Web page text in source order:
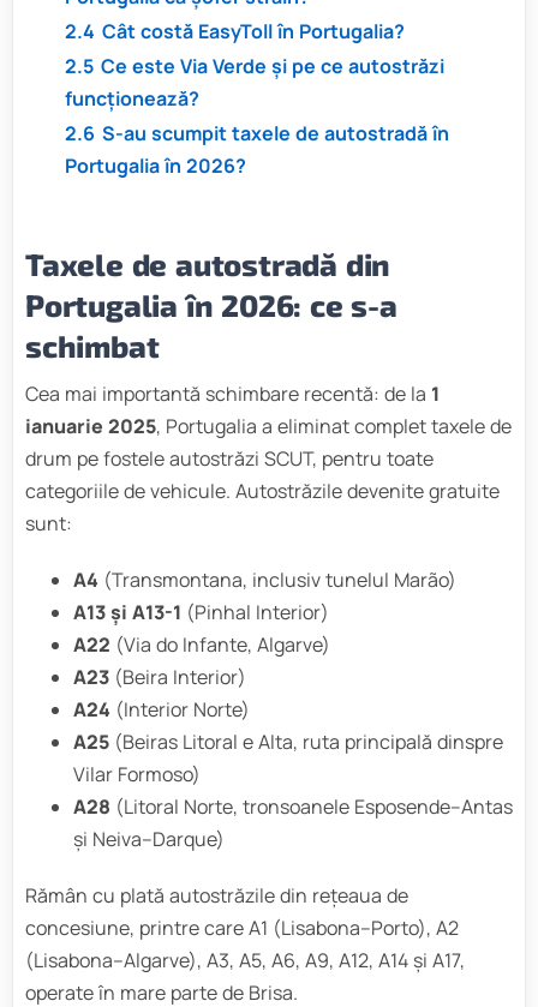
2.4 Cât costă EasyToll în Portugalia?
2.5 Ce este Via Verde și pe ce autostrăzi
funcționează?
2.6 S-au scumpit taxele de autostradă în
Portugalia în 2026?
Taxele de autostradă din
Portugalia în 2026: ce s-a
schimbat
Cea mai importantă schimbare recentă: de la 1
ianuarie 2025, Portugalia a eliminat complet taxele de
drum pe fostele autostrăzi SCUT, pentru toate
categoriile de vehicule. Autostrăzile devenite gratuite
sunt:
A4 (Transmontana, inclusiv tunelul Marão)
A13 și A13-1 (Pinhal Interior)
A22 (Via do Infante, Algarve)
A23 (Beira Interior)
A24 (Interior Norte)
A25 (Beiras Litoral e Alta, ruta principală dinspre
Vilar Formoso)
A28 (Litoral Norte, tronsoanele Esposende–Antas
și Neiva–Darque)
Rămân cu plată autostrăzile din rețeaua de
concesiune, printre care A1 (Lisabona–Porto), A2
(Lisabona–Algarve), A3, A5, A6, A9, A12, A14 și A17,
operate în mare parte de Brisa.